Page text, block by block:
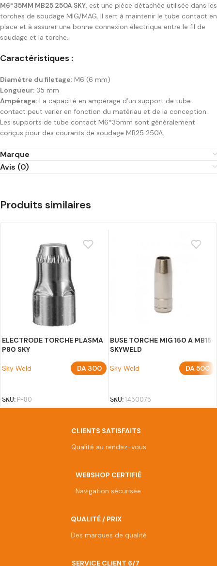
M6*35MM MB25 250A SKY, est une pièce détachée utilisée dans les
torches de soudage MIG/MAG. Il sert à maintenir le tube contact en
place et à assurer une bonne connexion électrique entre le fil de
soudage et la torche.
Caractéristiques :
Diamètre du filetage: M6 (6 mm)
Longueur: 35 mm
Ampérage: La capacité en ampérage d’un support de tube
contact peut varier en fonction du matériau et de la conception.
Les supports de tube contact M6*35mm sont généralement
conçus pour des courants de soudage MB25 250A.
Marque
Avis (0)
Produits similaires
ELECTRODE TORCHE PLASMA
P80 SKY
Sky Weld DA 300
SKU: P-80
BUSE TORCHE MIG 150 A MB15
SKYWELD
Sky Weld DA500
SKU:1450075
CLIENTS SATISFAITS
Qualité au rendez-vous
WEBSHOP CERTIFIÉ
Navigation sécurisée
QUALITÉ / PRIX
Des marques de qualité
SERVICE CLIENT 6/7